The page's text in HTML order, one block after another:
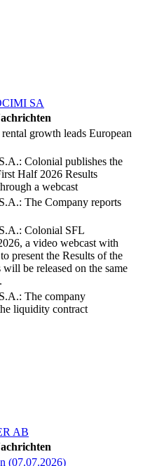
SA
growth leads European
Colonial publishes the
Half 2026 Results
a webcast
The Company reports
Colonial SFL
a video webcast with
present the Results of the
be released on the same
The company
liquidity contract
AB
(07.07.2026)